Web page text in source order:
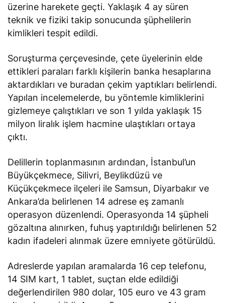
üzerine harekete geçti. Yaklaşık 4 ay süren
teknik ve fiziki takip sonucunda şüphelilerin
kimlikleri tespit edildi.
Soruşturma çerçevesinde, çete üyelerinin elde
ettikleri paraları farklı kişilerin banka hesaplarına
aktardıkları ve buradan çekim yaptıkları belirlendi.
Yapılan incelemelerde, bu yöntemle kimliklerini
gizlemeye çalıştıkları ve son 1 yılda yaklaşık 15
milyon liralık işlem hacmine ulaştıkları ortaya
çıktı.
Delillerin toplanmasının ardından, İstanbul’un
Büyükçekmece, Silivri, Beylikdüzü ve
Küçükçekmece ilçeleri ile Samsun, Diyarbakır ve
Ankara’da belirlenen 14 adrese eş zamanlı
operasyon düzenlendi. Operasyonda 14 şüpheli
gözaltına alınırken, fuhuş yaptırıldığı belirlenen 52
kadın ifadeleri alınmak üzere emniyete götürüldü.
Adreslerde yapılan aramalarda 16 cep telefonu,
14 SIM kart, 1 tablet, suçtan elde edildiği
değerlendirilen 980 dolar, 105 euro ve 43 gram